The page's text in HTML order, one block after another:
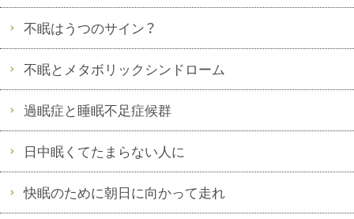
不眠はうつのサイン？
不眠とメタボリックシンドローム
過眠症と睡眠不足症候群
日中眠くてたまらない人に
快眠のために朝日に向かって走れ